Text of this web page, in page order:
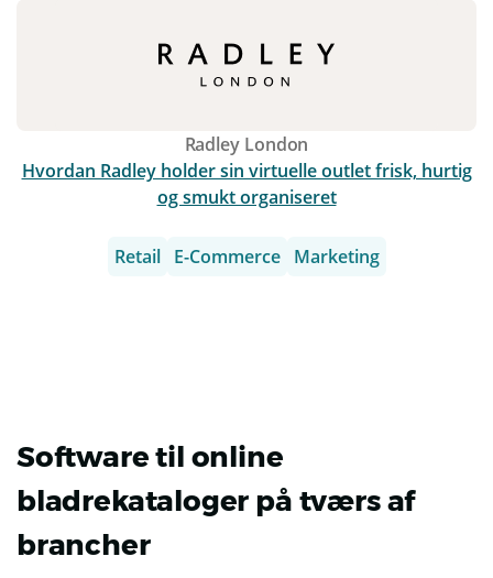
Radley London
Hvordan Radley holder sin virtuelle outlet frisk, hurtig
og smukt organiseret
Retail E-Commerce Marketing
Software til online
bladrekataloger på tværs af
brancher